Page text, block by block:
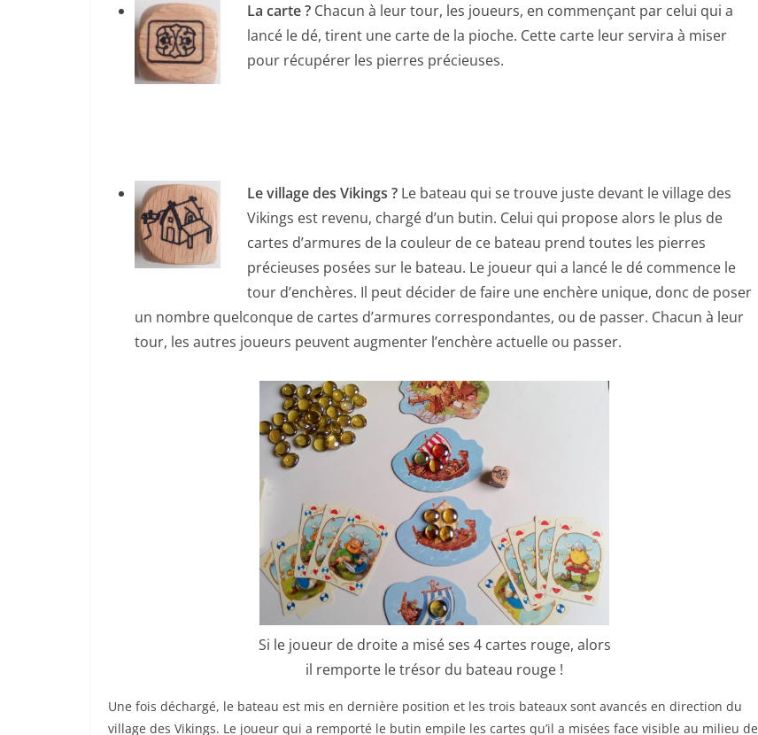
La carte ? Chacun à leur tour, les joueurs, en commençant par celui qui a
lancé le dé, tirent une carte de la pioche. Cette carte leur servira à miser
pour récupérer les pierres précieuses.
Le village des Vikings ? Le bateau qui se trouve juste devant le village des
Vikings est revenu, chargé d’un butin. Celui qui propose alors le plus de
cartes d’armures de la couleur de ce bateau prend toutes les pierres
précieuses posées sur le bateau. Le joueur qui a lancé le dé commence le
tour d’enchères. Il peut décider de faire une enchère unique, donc de poser
un nombre quelconque de cartes d’armures correspondantes, ou de passer. Chacun à leur
tour, les autres joueurs peuvent augmenter l’enchère actuelle ou passer.
Si le joueur de droite a misé ses 4 cartes rouge, alors
il remporte le trésor du bateau rouge !
Une fois déchargé, le bateau est mis en dernière position et les trois bateaux sont avancés en direction du
village des Vikings. Le joueur qui a remporté le butin empile les cartes qu’il a misées face visible au milieu de